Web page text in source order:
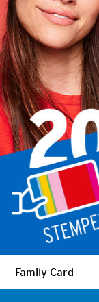
Family Card